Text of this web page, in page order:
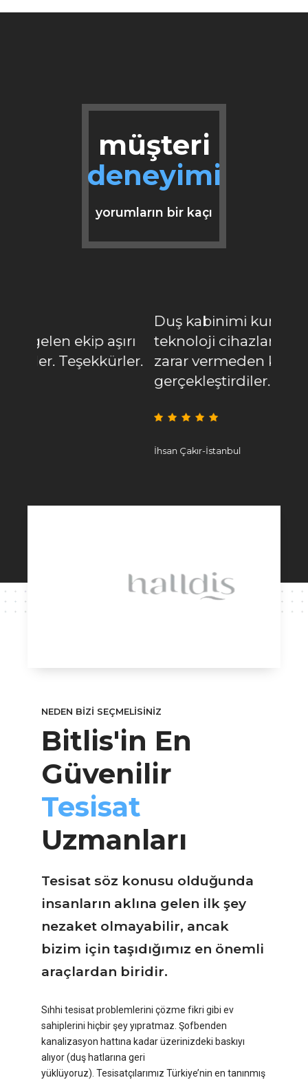
müşteri
deneyimi
yorumların bir kaçı
Duş kabinimi kurdular son
teknoloji cihazlar ile banyoma
zarar vermeden kurulumu
gerçekleştirdiler.
NEDEN BİZİ SEÇMELİSİNİZ
Bitlis'in En
Güvenilir
Tesisat
Uzmanları
Tesisat söz konusu olduğunda
insanların aklına gelen ilk şey
nezaket olmayabilir, ancak
bizim için taşıdığımız en önemli
araçlardan biridir.
Sıhhi tesisat problemlerini çözme fikri gibi ev
sahiplerini hiçbir şey yıpratmaz. Şofbenden
kanalizasyon hattına kadar üzerinizdeki baskıyı
alıyor (duş hatlarına geri
yüklüyoruz). Tesisatçılarımız Türkiye’nin en tanınmış